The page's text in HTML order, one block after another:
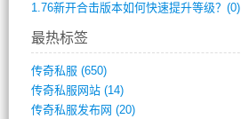
1.76新开合击版本如何快速提升等级？(0)
最热标签
传奇私服 (650)
传奇私服网站(14)
传奇私服发布网 (20)